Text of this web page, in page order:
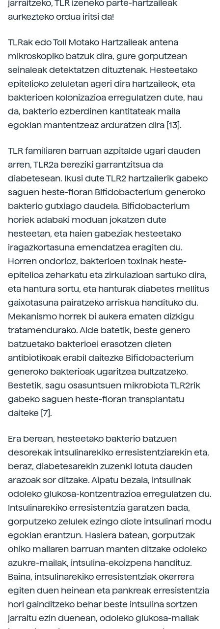
jarraitzeko, TLR izeneko parte-hartzaileak
aurkezteko ordua iritsi da!
TLRak edo Toll Motako Hartzaileak antena
mikroskopiko batzuk dira, gure gorputzean
seinaleak detektatzen dituztenak. Hesteetako
epitelioko zeluletan ageri dira hartzaileok, eta
bakterioen kolonizazioa erregulatzen dute, hau
da, bakterio ezberdinen kantitateak maila
egokian mantentzeaz arduratzen dira [13].
TLR familiaren barruan azpitalde ugari dauden
arren, TLR2a bereziki garrantzitsua da
diabetesean. Ikusi dute TLR2 hartzailerik gabeko
saguen heste-floran Bifidobacterium generoko
bakterio gutxiago daudela. Bifidobacterium
horiek adabaki moduan jokatzen dute
hesteetan, eta haien gabeziak hesteetako
iragazkortasuna emendatzea eragiten du.
Horren ondorioz, bakterioen toxinak heste-
epitelioa zeharkatu eta zirkulazioan sartuko dira,
eta hantura sortu, eta hanturak diabetes mellitus
gaixotasuna pairatzeko arriskua handituko du.
Mekanismo horrek bi aukera ematen dizkigu
tratamendurako. Alde batetik, beste genero
batzuetako bakterioei erasotzen dieten
antibiotikoak erabil daitezke Bifidobacterium
generoko bakterioak ugaritzea bultzatzeko.
Bestetik, sagu osasuntsuen mikrobiota TLR2rik
gabeko saguen heste-floran transplantatu
daiteke [7].
Era berean, hesteetako bakterio batzuen
desorekak intsulinarekiko erresistentziarekin eta,
beraz, diabetesarekin zuzenki lotuta dauden
arazoak sor ditzake. Aipatu bezala, intsulinak
odoleko glukosa-­kontzentrazioa erregulatzen du.
Intsulinarekiko erresistentzia garatzen bada,
gorputzeko zelulek ezingo diote intsulinari modu
egokian erantzun. Hasiera batean, gorputzak
ohiko mailaren barruan manten ditzake odoleko
azukre-mailak, intsulina-­ekoizpena handituz.
Baina, intsulinarekiko erresistentziak okerrera
egiten duen heinean eta pankreak erresistentzia
hori gainditzeko behar beste intsulina sortzen
jarraitu ezin duenean, odoleko glukosa-mailak